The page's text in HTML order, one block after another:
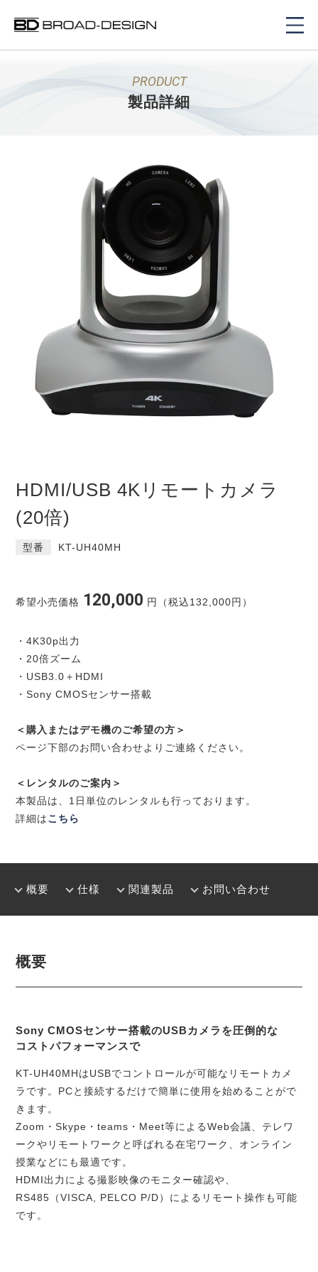
PRODUCT
製品詳細
HDMI/USB 4Kリモートカメラ
(20倍)
型番 KT-UH40MH
希望小売価格 120,000 円（税込132,000円）
・4K30p出力
・20倍ズーム
・USB3.0＋HDMI
・Sony CMOSセンサー搭載
＜購入またはデモ機のご希望の方＞
ページ下部のお問い合わせよりご連絡ください。
＜レンタルのご案内＞
本製品は、1日単位のレンタルも行っております。
詳細はこちら
概要 仕様 関連製品 お問い合わせ
概要
Sony CMOSセンサー搭載のUSBカメラを圧倒的な
コストパフォーマンスで
KT-UH40MHはUSBでコントロールが可能なリモートカメ
ラです。PCと接続するだけで簡単に使用を始めることがで
きます。
Zoom・Skype・teams・Meet等によるWeb会議、テレワ
ークやリモートワークと呼ばれる在宅ワーク、オンライン
授業などにも最適です。
HDMI出力による撮影映像のモニター確認や、
RS485（VISCA, PELCO P/D）によるリモート操作も可能
です。